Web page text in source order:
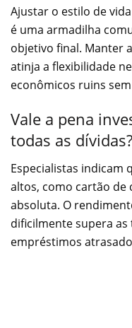
Ajustar o estilo de
é uma armadilha
objetivo final. Manter
atinja a flexibilidade
econômicos ruins
Vale a pena
todas as dívidas?
Especialistas indicam
altos, como cartão de
absoluta. O
dificilmente supera as
empréstimos